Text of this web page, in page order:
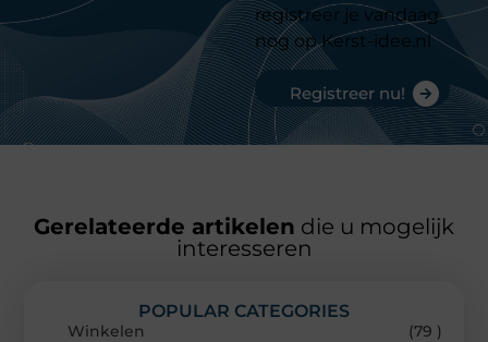
registreer je vandaag
nog op Kerst-idee.nl
Registreer nu!
Gerelateerde artikelen die u mogelijk
interesseren
POPULAR CATEGORIES
Winkelen
(79 )